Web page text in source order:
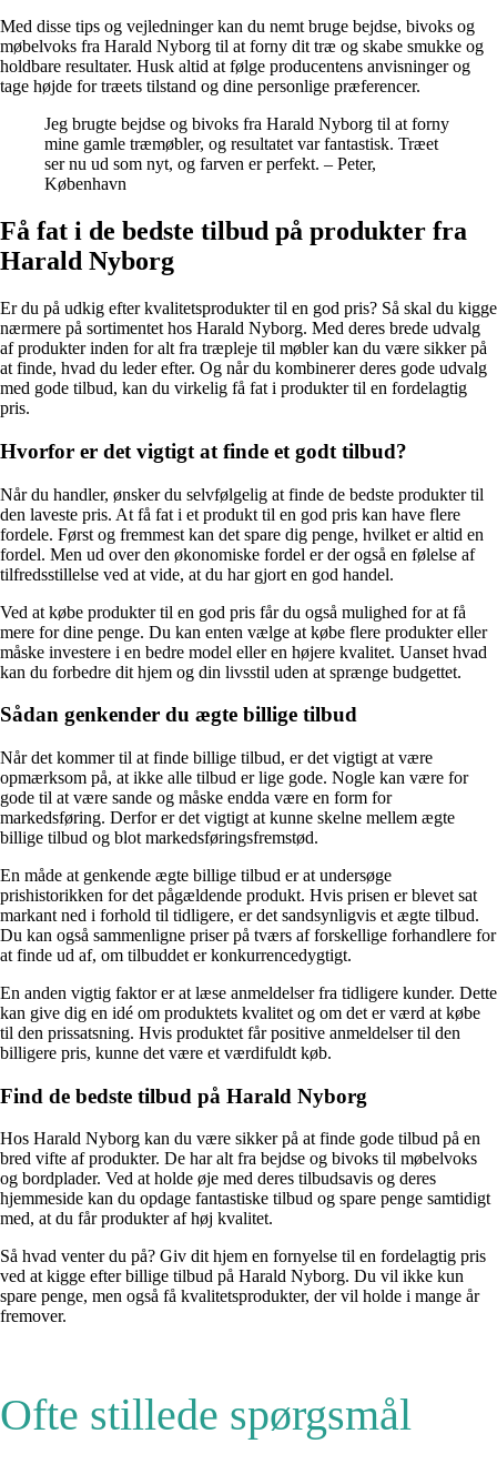
Med disse tips og vejledninger kan du nemt bruge bejdse, bivoks og
møbelvoks fra Harald Nyborg til at forny dit træ og skabe smukke og
holdbare resultater. Husk altid at følge producentens anvisninger og
tage højde for træets tilstand og dine personlige præferencer.
Jeg brugte bejdse og bivoks fra Harald Nyborg til at forny
mine gamle træmøbler, og resultatet var fantastisk. Træet
ser nu ud som nyt, og farven er perfekt. – Peter,
København
Få fat i de bedste tilbud på produkter fra
Harald Nyborg
Er du på udkig efter kvalitetsprodukter til en god pris? Så skal du kigge
nærmere på sortimentet hos Harald Nyborg. Med deres brede udvalg
af produkter inden for alt fra træpleje til møbler kan du være sikker på
at finde, hvad du leder efter. Og når du kombinerer deres gode udvalg
med gode tilbud, kan du virkelig få fat i produkter til en fordelagtig
pris.
Hvorfor er det vigtigt at finde et godt tilbud?
Når du handler, ønsker du selvfølgelig at finde de bedste produkter til
den laveste pris. At få fat i et produkt til en god pris kan have flere
fordele. Først og fremmest kan det spare dig penge, hvilket er altid en
fordel. Men ud over den økonomiske fordel er der også en følelse af
tilfredsstillelse ved at vide, at du har gjort en god handel.
Ved at købe produkter til en god pris får du også mulighed for at få
mere for dine penge. Du kan enten vælge at købe flere produkter eller
måske investere i en bedre model eller en højere kvalitet. Uanset hvad
kan du forbedre dit hjem og din livsstil uden at sprænge budgettet.
Sådan genkender du ægte billige tilbud
Når det kommer til at finde billige tilbud, er det vigtigt at være
opmærksom på, at ikke alle tilbud er lige gode. Nogle kan være for
gode til at være sande og måske endda være en form for
markedsføring. Derfor er det vigtigt at kunne skelne mellem ægte
billige tilbud og blot markedsføringsfremstød.
En måde at genkende ægte billige tilbud er at undersøge
prishistorikken for det pågældende produkt. Hvis prisen er blevet sat
markant ned i forhold til tidligere, er det sandsynligvis et ægte tilbud.
Du kan også sammenligne priser på tværs af forskellige forhandlere for
at finde ud af, om tilbuddet er konkurrencedygtigt.
En anden vigtig faktor er at læse anmeldelser fra tidligere kunder. Dette
kan give dig en idé om produktets kvalitet og om det er værd at købe
til den prissatsning. Hvis produktet får positive anmeldelser til den
billigere pris, kunne det være et værdifuldt køb.
Find de bedste tilbud på Harald Nyborg
Hos Harald Nyborg kan du være sikker på at finde gode tilbud på en
bred vifte af produkter. De har alt fra bejdse og bivoks til møbelvoks
og bordplader. Ved at holde øje med deres tilbudsavis og deres
hjemmeside kan du opdage fantastiske tilbud og spare penge samtidigt
med, at du får produkter af høj kvalitet.
Så hvad venter du på? Giv dit hjem en fornyelse til en fordelagtig pris
ved at kigge efter billige tilbud på Harald Nyborg. Du vil ikke kun
spare penge, men også få kvalitetsprodukter, der vil holde i mange år
fremover.
Ofte stillede spørgsmål